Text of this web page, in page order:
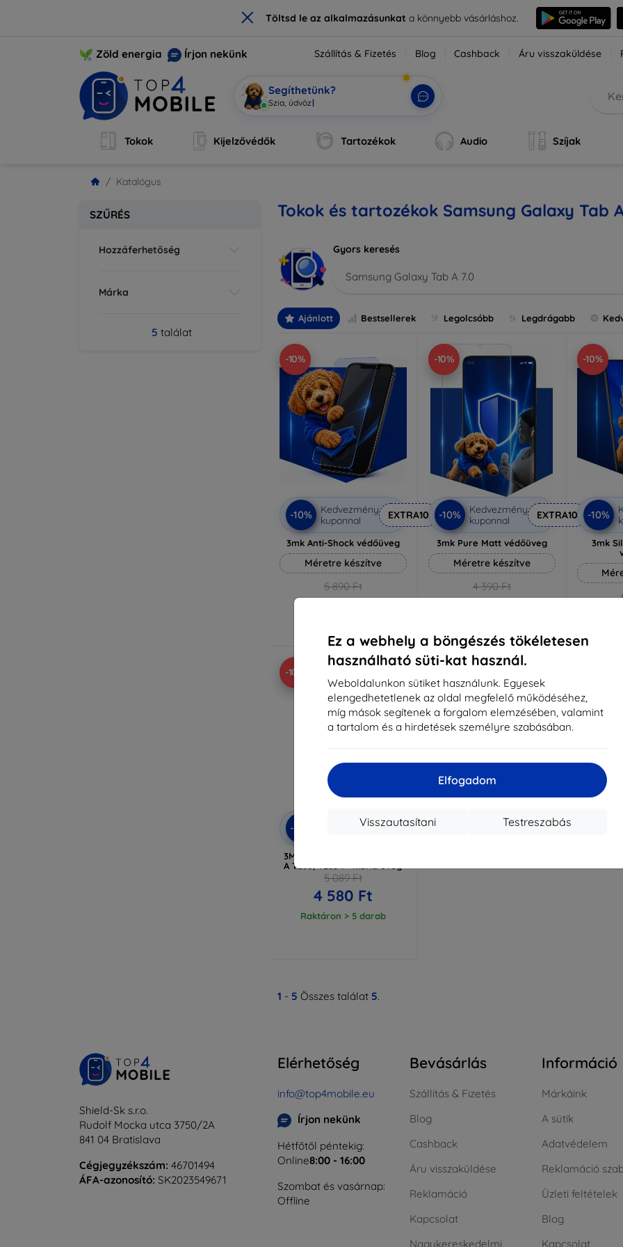
× Töltsd le az alkalmazásunkata könnyebb vásárláshoz.
Ez a webhely a böngészés tökéletesen
használható süti-kat használ.
Weboldalunkon sütiket használunk. Egyesek
elengedhetetlenek az oldal megfelelő működéséhez,
míg mások segítenek a forgalom elemzésében, valamint
a tartalom és a hirdetések személyre szabásában.
Elfogadom
Testreszabás
Visszautasítani
Zöld energia Írjon nekünk Szállítás & Fizetés Blog Cashback Áru visszaküldése
Segíthetünk?
Mobi |
Tokok Kijelzővédők Tartozékok Audio Szíjak
Katalógus
SZŰRÉS
Hozzáferhetőség
Márka
5 találat
Tokok és tartozékok Samsung Galaxy Tab
Gyors keresés
Samsung Galaxy Tab A 7.0
Ajánlott Bestsellerek Legolcsóbb Legdrágabb
-10%
-10%
Kedvezmény
kuponnal
EXTRA10
3mk Anti-Shock védőüveg
Méretre készítve
5 890 Ft
5 301 Ft
-10%
-10%
Kedvezmény
kuponnal
EXTRA10
3mk Pure Matt védőüveg
Méretre készítve
4 390 Ft
3 951 Ft
-10%
-10%
3mk
-10%
-10%
Kedvezmény
EXTRA10
3MK FlexibleGlass Sam Tab
A T280/T285 7" hibrid üveg
5 089 Ft
4 580 Ft
Raktáron > 5 darab
1 - 5 Összes találat 5.
Shield-Sk s.r.o.
Rudolf Mocka utca 3750/2A
841 04 Bratislava
Cégjegyzékszám: 46701494
ÁFA-azonosító: SK2023549671
Elérhetőség
info@top4mobile.eu
Írjon nekünk
Hétfőtől péntekig:
Online8:00 - 16:00
Szombat és vasárnap:
Offline
Bevásárlás
Szállítás & Fizetés
Blog
Cashback
Áru visszaküldése
Reklamáció
Kapcsolat
Nagykereskedelmi
Információ
Márkáink
A sütik
Adatvédelem
Reklamáció
Üzleti feltételek
Blog
Kapcsolat